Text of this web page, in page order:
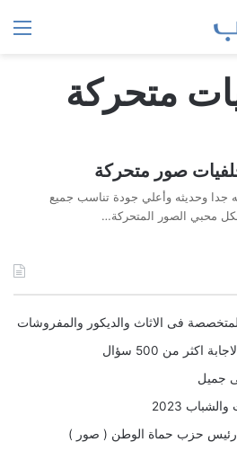
متحركة
صور متحركة
جدا وحديثه وأعلي جودة تناسب جميع
لكل محبي الصور المتحركة…
فى الاثاث والديكور والمفروشات
من 500 سؤال
جميل
2023
رئيس حزب حماة الوطن ( صور )